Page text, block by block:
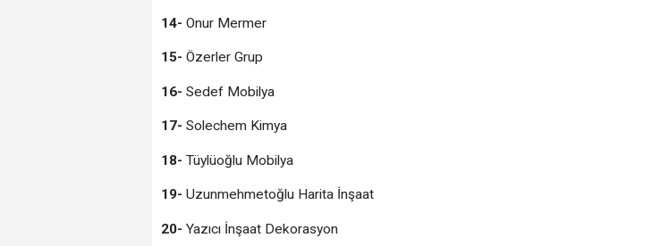
14- Onur Mermer
15- Özerler Grup
16- Sedef Mobilya
17- Solechem Kimya
18- Tüylüoğlu Mobilya
19- Uzunmehmetoğlu Harita İnşaat
20- Yazıcı İnşaat Dekorasyon